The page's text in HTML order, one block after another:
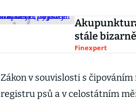
stále
Finexpert
Zákon v souvislosti s
registru psů a v celostátním